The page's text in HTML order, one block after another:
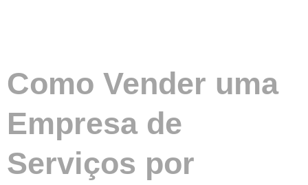
Como Vender uma
Empresa de
Serviços por